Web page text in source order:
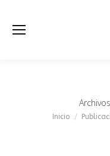
Estás aquí:
Inicio